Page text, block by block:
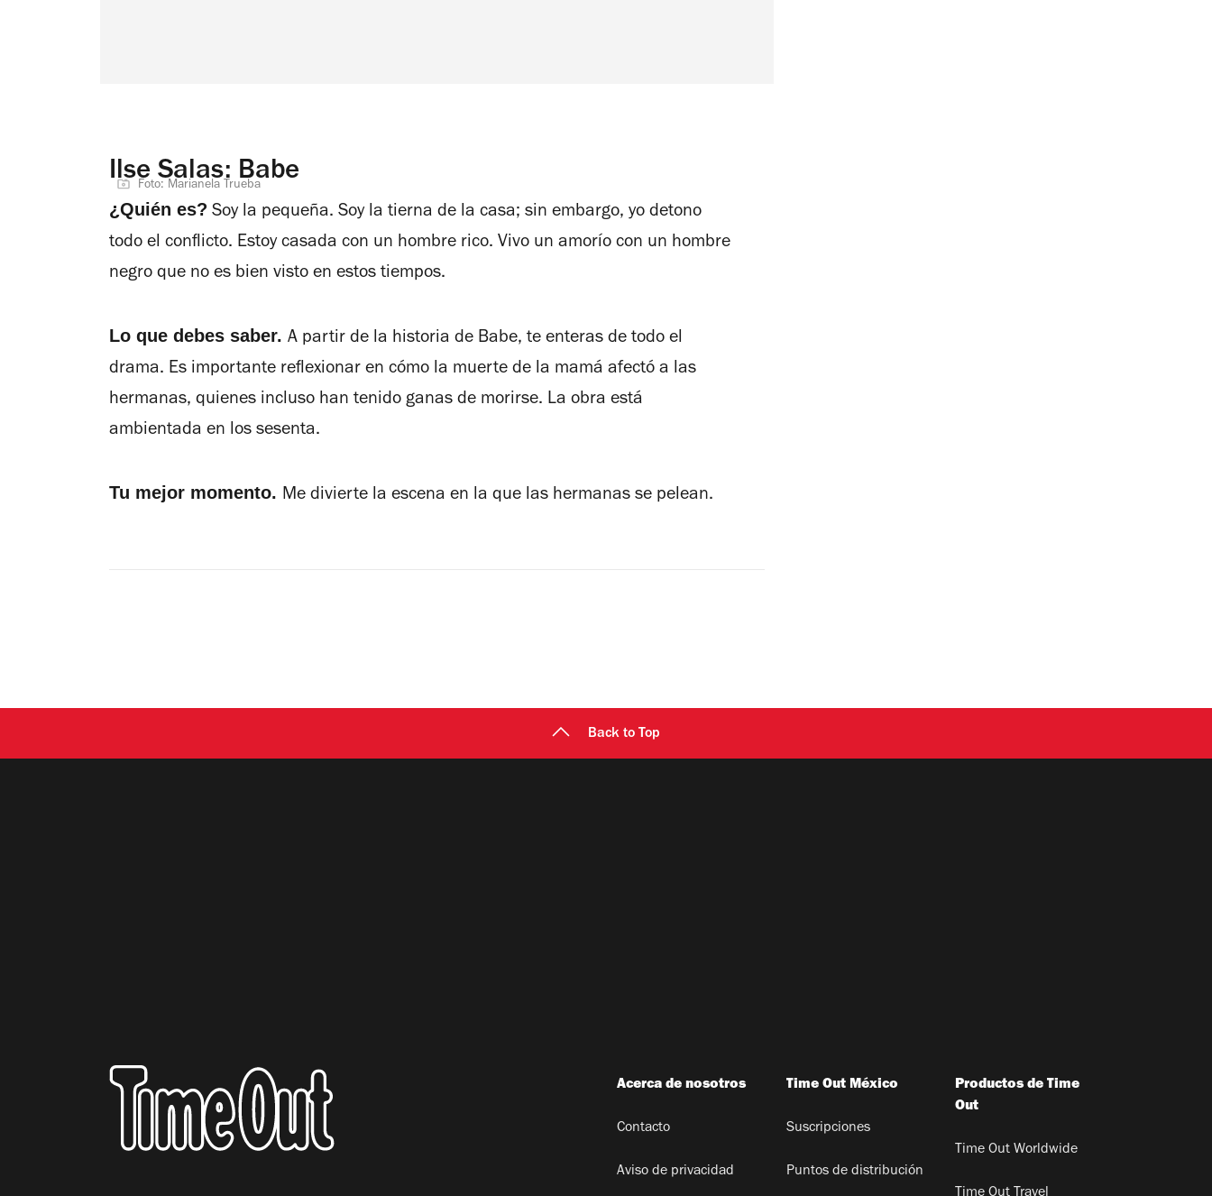
Ilse Salas: Babe
Foto: Marianela Trueba
¿Quién es? Soy la pequeña. Soy la tierna de la casa; sin embargo, yo detono
todo el conflicto. Estoy casada con un hombre rico. Vivo un amorío con un hombre
negro que no es bien visto en estos tiempos.
Lo que debes saber. A partir de la historia de Babe, te enteras de todo el
drama. Es importante reflexionar en cómo la muerte de la mamá afectó a las
hermanas, quienes incluso han tenido ganas de morirse. La obra está
ambientada en los sesenta.
Tu mejor momento. Me divierte la escena en la que las hermanas se pelean.
Back to Top
Acerca de nosotros
Contacto
Aviso de privacidad
Time Out México
Suscripciones
Puntos de distribución
Productos de Time
Out
Time Out Worldwide